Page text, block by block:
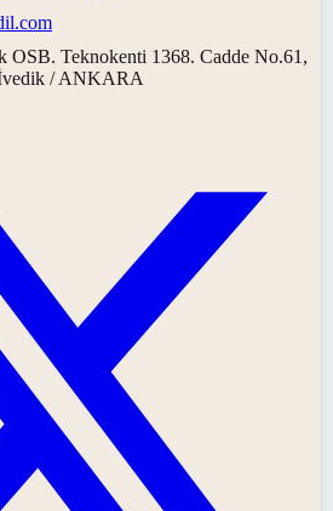
OSB. Teknokenti 1368. Cadde No.61,
/ ANKARA